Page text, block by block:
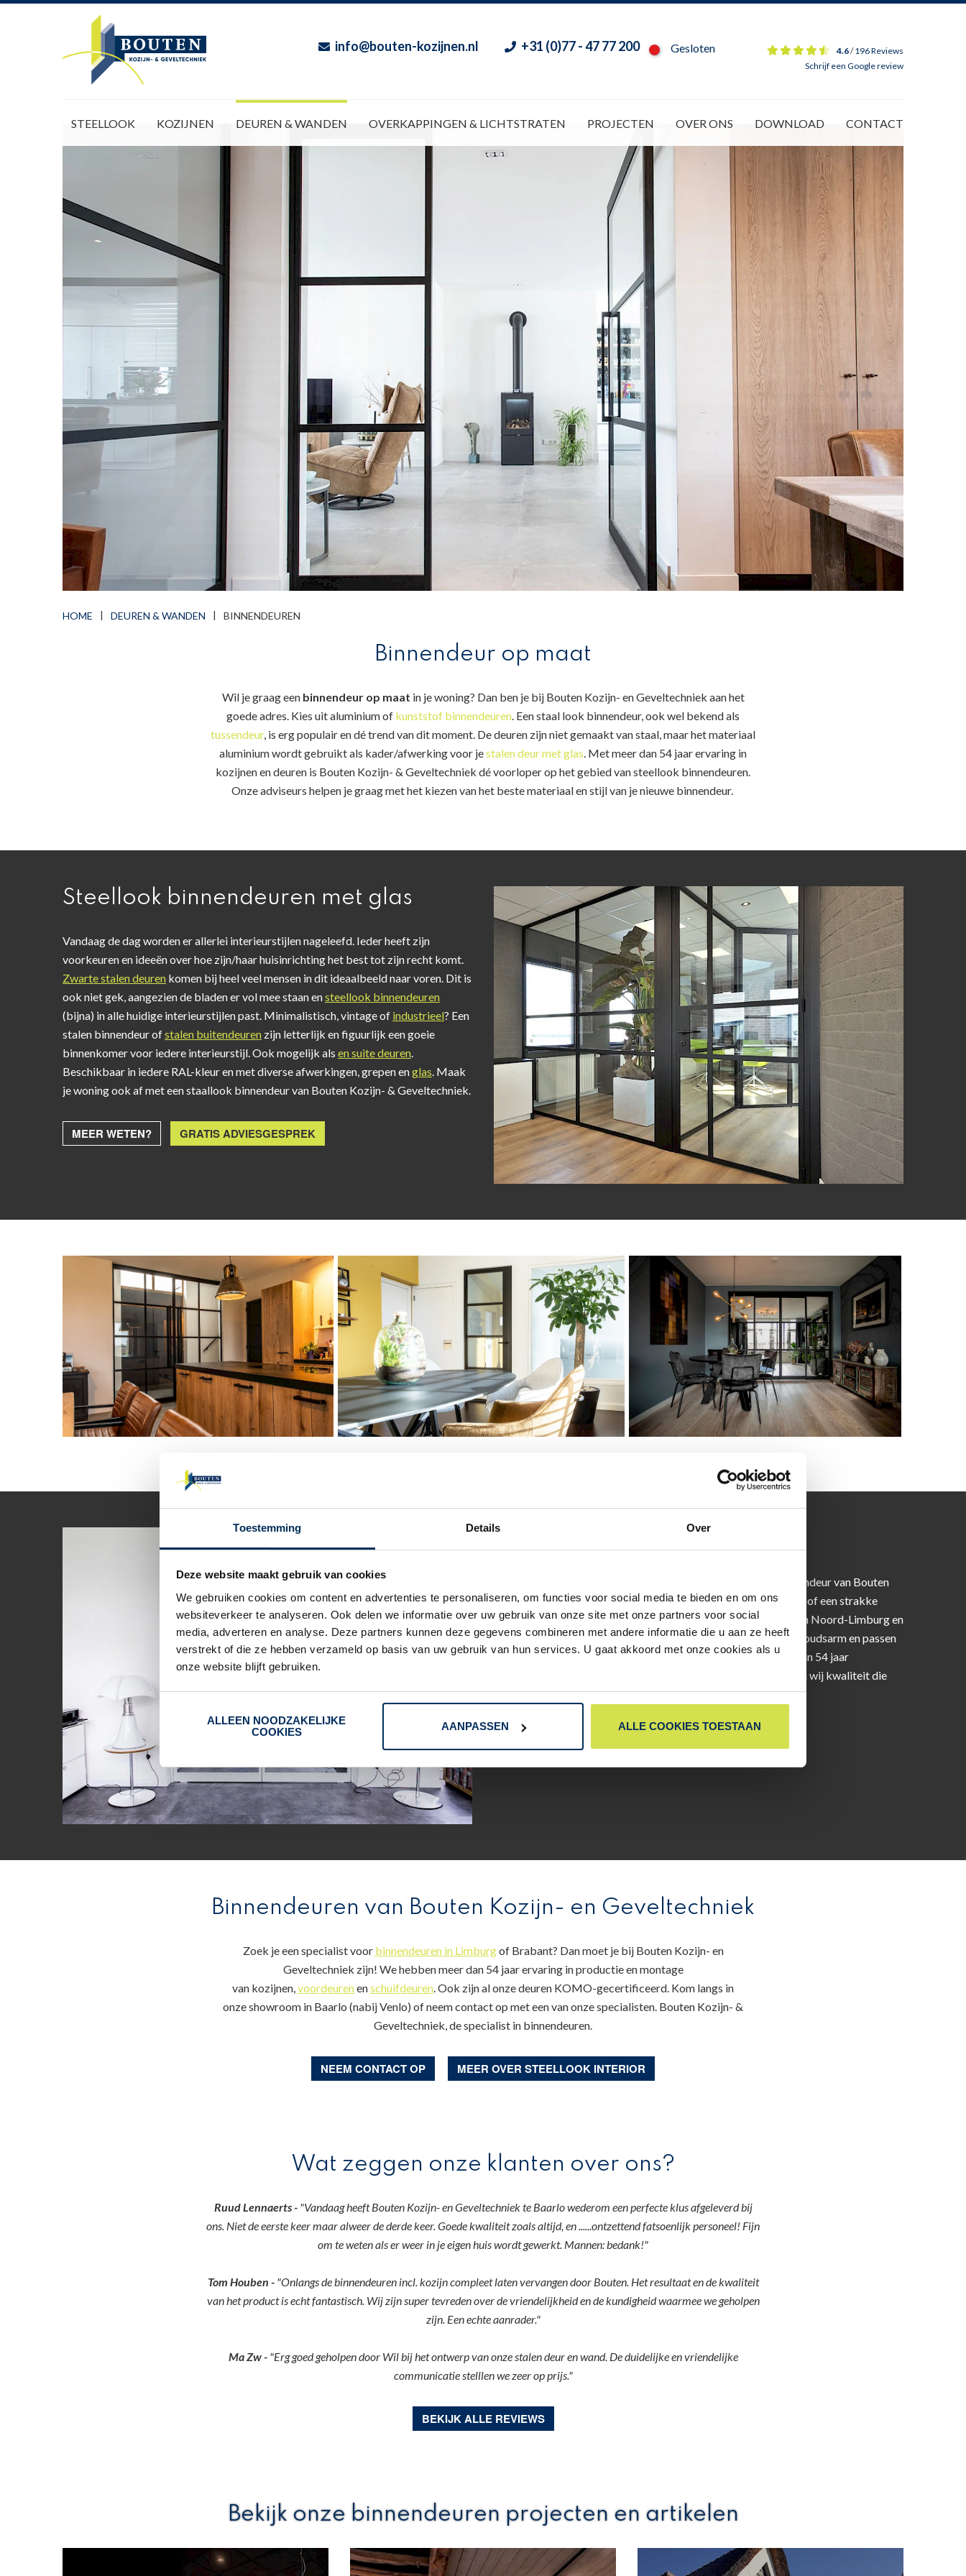
Toestemming Details Over
Deze website maakt gebruik van cookies
We gebruiken cookies om content en advertenties te personaliseren, om functies voor social media te bieden en om ons
websiteverkeer te analyseren. Ook delen we informatie over uw gebruik van onze site met onze partners voor social
media, adverteren en analyse. Deze partners kunnen deze gegevens combineren met andere informatie die u aan ze heeft
verstrekt of die ze hebben verzameld op basis van uw gebruik van hun services. U gaat akkoord met onze cookies als u
onze website blijft gebruiken.
ALLEEN NOODZAKELIJKE
COOKIES
AANPASSEN ALLE COOKIES TOESTAAN
info@bouten-kozijnen.nl +31 (0)77 - 47 77 200 Gesloten 4.6/196 Reviews
Schrijf een Google review
STEELLOOK KOZIJNEN DEUREN & WANDEN OVERKAPPINGEN & LICHTSTRATEN PROJECTEN OVER ONS DOWNLOAD CONTACT
HOME DEUREN & WANDEN BINNENDEUREN
Binnendeur op maat
Wil je graag eenbinnendeur op maat in je woning? Dan ben je bij Bouten Kozijn- en Geveltechniek aan het
goede adres. Kies uit aluminium of kunststof binnendeuren. Een staal look binnendeur, ook wel bekend als
tussendeur, is erg populair en dé trend van dit moment. De deuren zijn niet gemaakt van staal, maar het materiaal
aluminium wordt gebruikt als kader/afwerking voor jestalen deur met glas. Met meer dan 54 jaar ervaring in
kozijnen en deuren is Bouten Kozijn- & Geveltechniek dé voorloper op het gebied van steellook binnendeuren.
Onze adviseurs helpen je graag met het kiezen van het beste materiaal en stijl van je nieuwe binnendeur.
Steellook binnendeuren met glas
Vandaag de dag worden er allerlei interieurstijlen nageleefd. Ieder heeft zijn
voorkeuren en ideeën over hoe zijn/haar huisinrichting het best tot zijn recht komt.
Zwarte stalen deuren komen bij heel veel mensen in dit ideaalbeeld naar voren. Dit is
ook niet gek, aangezien de bladen er vol mee staan ensteellook binnendeuren
(bijna) in alle huidige interieurstijlen past. Minimalistisch, vintage of industrieel? Een
stalen binnendeur ofstalen buitendeuren zijn letterlijk en figuurlijk een goeie
binnenkomer voor iedere interieurstijl. Ook mogelijk als en suite deuren.
Beschikbaar in iedere RAL-kleur en met diverse afwerkingen, grepen englas. Maak
je woning ook af met een staallook binnendeur van Bouten Kozijn- & Geveltechniek.
MEER WETEN? GRATIS ADVIESGESPREK
Kunststof binnendeur
Geef jouw woning een frisse uitstraling met een kunststof binnendeur van Bouten
Kozijn- & Geveltechniek. Of je nu kiest voor een deur met kozijn of een strakke
schuifvariant , wij leveren alles volledig op maat voor woningen in Noord-Limburg en
Noord-Brabant. Kunststof binnendeuren zijn duurzaam, onderhoudsarm en passen
naadloos in zowel moderne als klassieke interieurs. Met meer dan 54 jaar
vakmanschap en KOMO-gecertificeerde producten garanderen wij kwaliteit die
perfect aansluit op jouw woning.
MEER INFO?
Binnendeuren van Bouten Kozijn- en Geveltechniek
Zoek je een specialist voor binnendeuren in Limburgof Brabant? Dan moet je bij Bouten Kozijn- en
Geveltechniek zijn! We hebben meer dan 54 jaar ervaring in productie en montage
van kozijnen,voordeurenenschuifdeuren. Ook zijn al onze deuren KOMO-gecertificeerd. Kom langs in
onze showroom in Baarlo (nabij Venlo) of neem contact op met een van onze specialisten. Bouten Kozijn- &
Geveltechniek, de specialist in binnendeuren.
NEEM CONTACT OP MEER OVER STEELLOOK INTERIOR
Wat zeggen onze klanten over ons?
Ruud Lennaerts - "Vandaag heeft Bouten Kozijn- en Geveltechniek te Baarlo wederom een perfecte klus afgeleverd bij
ons. Niet de eerste keer maar alweer de derde keer. Goede kwaliteit zoals altijd, en ......ontzettend fatsoenlijk personeel! Fijn
om te weten als er weer in je eigen huis wordt gewerkt. Mannen: bedank!"
Tom Houben - "Onlangs de binnendeuren incl. kozijn compleet laten vervangen door Bouten. Het resultaat en de kwaliteit
van het product is echt fantastisch. Wij zijn super tevreden over de vriendelijkheid en de kundigheid waarmee we geholpen
zijn. Een echte aanrader."
Ma Zw - "Erg goed geholpen door Wil bij het ontwerp van onze stalen deur en wand. De duidelijke en vriendelijke
communicatie stelllen we zeer op prijs."
BEKIJK ALLE REVIEWS
Bekijk onze binnendeuren projecten en artikelen